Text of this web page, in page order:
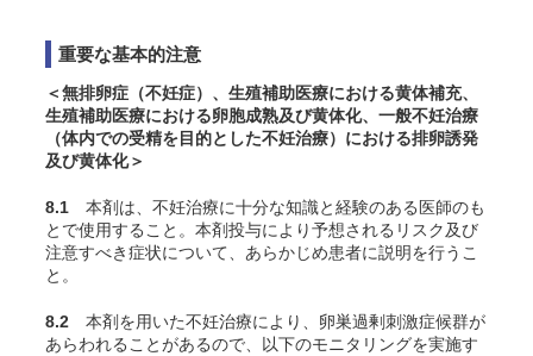
重要な基本的注意
＜無排卵症（不妊症）、生殖補助医療における黄体補充、
生殖補助医療における卵胞成熟及び黄体化、一般不妊治療
（体内での受精を目的とした不妊治療）における排卵誘発
及び黄体化＞
8.1 本剤は、不妊治療に十分な知識と経験のある医師のも
とで使用すること。本剤投与により予想されるリスク及び
注意すべき症状について、あらかじめ患者に説明を行うこ
と。
8.2 本剤を用いた不妊治療により、卵巣過剰刺激症候群が
あらわれることがあるので、以下のモニタリングを実施す